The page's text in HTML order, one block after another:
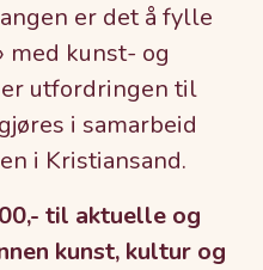
er det å fylle
med kunst- og
utfordringen til
i samarbeid
i Kristiansand.
til aktuelle og
kunst, kultur og